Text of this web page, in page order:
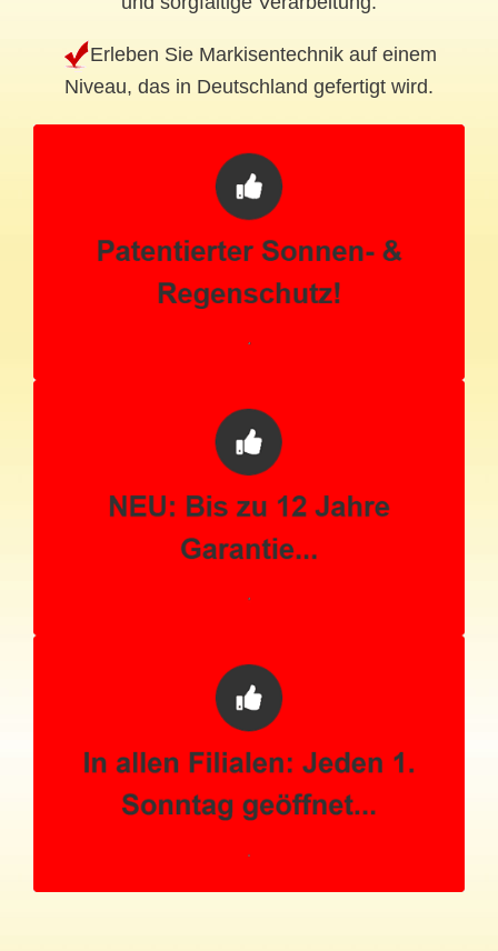
Erleben Sie Markisentechnik auf einem
Niveau, das in Deutschland gefertigt wird.